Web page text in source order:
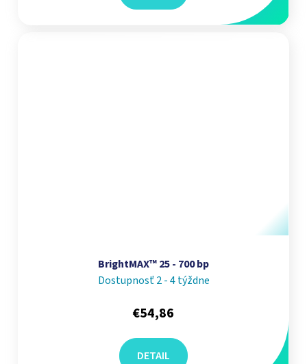
BrightMAX™ 25 - 700 bp
Dostupnosť 2 - 4 týždne
€54,86
DETAIL